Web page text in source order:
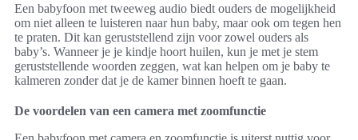
Een babyfoon met tweeweg audio biedt ouders de mogelijkheid
om niet alleen te luisteren naar hun baby, maar ook om tegen hen
te praten. Dit kan geruststellend zijn voor zowel ouders als
baby’s. Wanneer je je kindje hoort huilen, kun je met je stem
geruststellende woorden zeggen, wat kan helpen om je baby te
kalmeren zonder dat je de kamer binnen hoeft te gaan.
De voordelen van een camera met zoomfunctie